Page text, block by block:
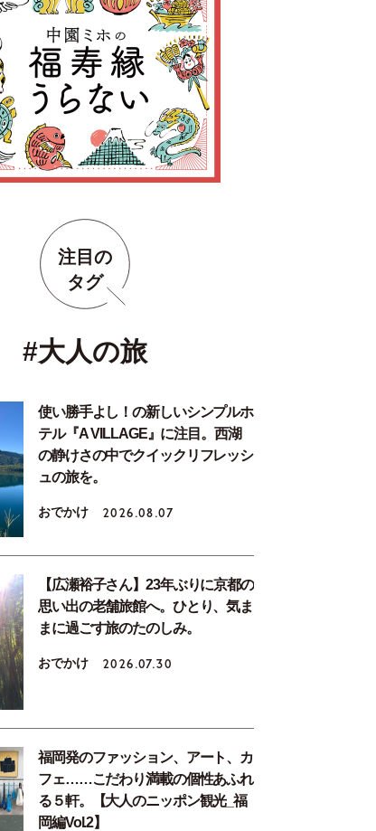
注目の
タグ
#大人の旅
使い勝手よし！の新しいシンプルホ
テル『A VILLAGE』に注目。西湖
の静けさの中でクイックリフレッシ
ュの旅を。
おでかけ 2026.08.07
【広瀬裕子さん】23年ぶりに京都の
思い出の老舗旅館へ。ひとり、気ま
まに過ごす旅のたのしみ。
おでかけ 2026.07.30
福岡発のファッション、アート、カ
フェ……こだわり満載の個性あふれ
る５軒。【大人のニッポン観光_福
岡編Vol.2】